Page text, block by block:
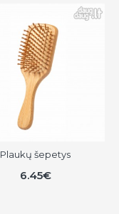
Plaukų šepetys
6.45€